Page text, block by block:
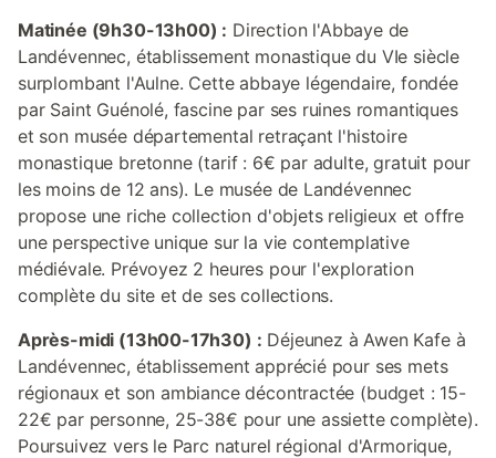
Matinée (9h30-13h00) : Direction l'Abbaye de
Landévennec, établissement monastique du VIe siècle
surplombant l'Aulne. Cette abbaye légendaire, fondée
par Saint Guénolé, fascine par ses ruines romantiques
et son musée départemental retraçant l'histoire
monastique bretonne (tarif : 6€ par adulte, gratuit pour
les moins de 12 ans). Le musée de Landévennec
propose une riche collection d'objets religieux et offre
une perspective unique sur la vie contemplative
médiévale. Prévoyez 2 heures pour l'exploration
complète du site et de ses collections.
Après-midi (13h00-17h30) : Déjeunez à Awen Kafe à
Landévennec, établissement apprécié pour ses mets
régionaux et son ambiance décontractée (budget : 15-
22€ par personne, 25-38€ pour une assiette complète).
Poursuivez vers le Parc naturel régional d'Armorique,